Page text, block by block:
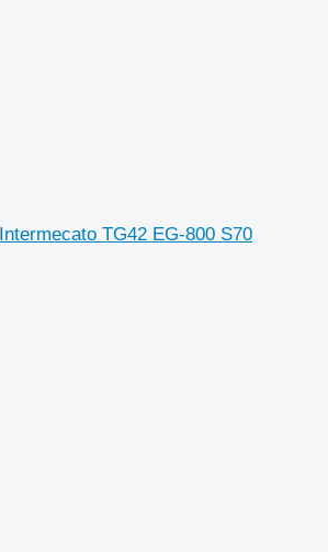
TG42 EG-800 S70